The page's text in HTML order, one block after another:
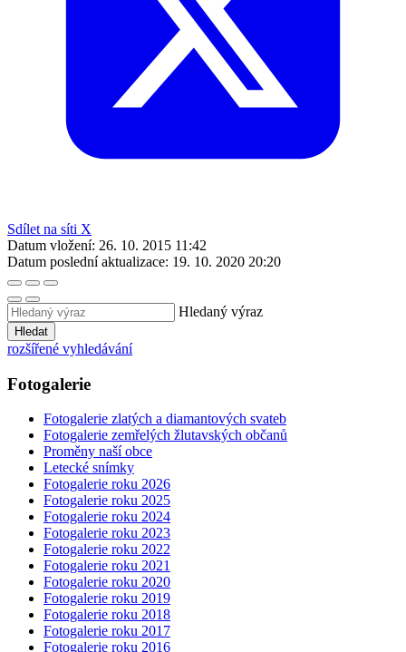
Sdílet na síti X
Datum vložení: 26. 10. 2015 11:42
Datum poslední aktualizace: 19. 10. 2020 20:20
Hledaný výraz
Hledat
rozšířené vyhledávání
Fotogalerie
Fotogalerie zlatých a diamantových svateb
Fotogalerie zemřelých žlutavských občanů
Proměny naší obce
Letecké snímky
Fotogalerie roku 2026
Fotogalerie roku 2025
Fotogalerie roku 2024
Fotogalerie roku 2023
Fotogalerie roku 2022
Fotogalerie roku 2021
Fotogalerie roku 2020
Fotogalerie roku 2019
Fotogalerie roku 2018
Fotogalerie roku 2017
Fotogalerie roku 2016